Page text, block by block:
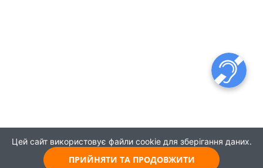
Цей сайт використовує файли cookie для зберігання даних.
ПРИЙНЯТИ ТА ПРОДОВЖИТИ